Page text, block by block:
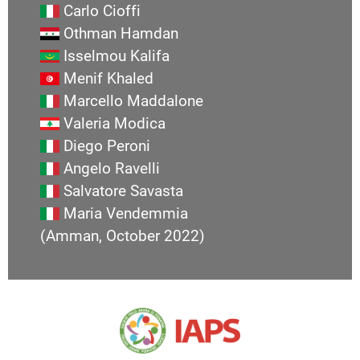
Carlo Cioffi
Othman Hamdan
Isselmou Kalifa
Menif Khaled
Marcello Maddalone
Valeria Modica
Diego Peroni
Angelo Ravelli
Salvatore Savasta
Maria Vendemmia
(Amman, October 2022)